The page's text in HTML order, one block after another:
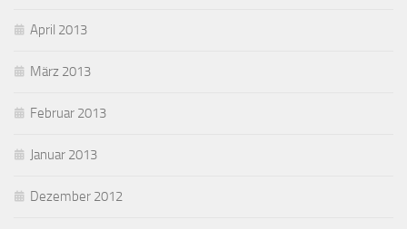
April 2013
März 2013
Februar 2013
Januar 2013
Dezember 2012